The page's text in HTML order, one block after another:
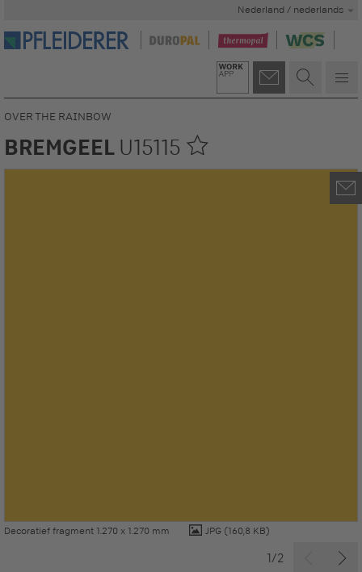
Nederland / nederlands
Decoratief fragment 1.270 x 1.270 mm JPG (160,8 KB)
1/2
OVER THE RAINBOW
BREMGEEL U15115